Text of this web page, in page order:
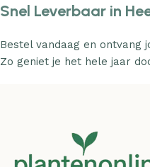
Snel Leverbaar in
Bestel vandaag en ontvang
Zo geniet je het hele jaar